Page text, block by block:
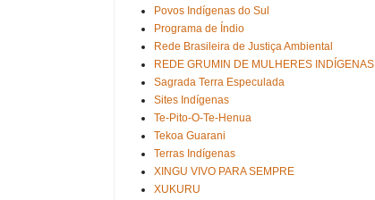
Povos Indígenas do Sul
Programa de Índio
Rede Brasileira de Justiça Ambiental
REDE GRUMIN DE MULHERES INDÍGENAS
Sagrada Terra Especulada
Sites Indígenas
Te-Pito-O-Te-Henua
Tekoa Guarani
Terras Indígenas
XINGU VIVO PARA SEMPRE
XUKURU